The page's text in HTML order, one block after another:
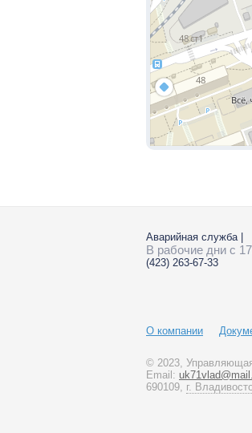
Горийская
Дальняя
Мира
Нейбута
Приходько
Аварийная служба
В рабочие дни с
(423) 263-67-33
О компании
© 2023,
Email:
690109, г.